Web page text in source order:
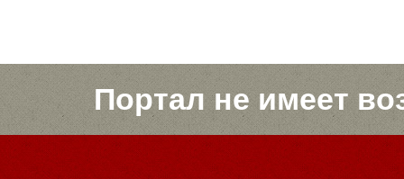
Портал не имеет